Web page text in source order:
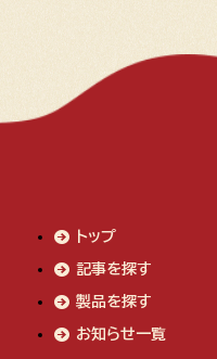
トップ
記事を探す
製品を探す
お知らせ一覧